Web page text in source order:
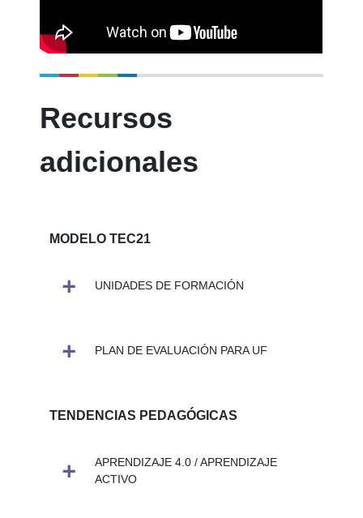
Recursos
adicionales
MODELO TEC21
UNIDADES DE FORMACIÓN
PLAN DE EVALUACIÓN PARA UF
TENDENCIAS PEDAGÓGICAS
APRENDIZAJE 4.0 / APRENDIZAJE
ACTIVO